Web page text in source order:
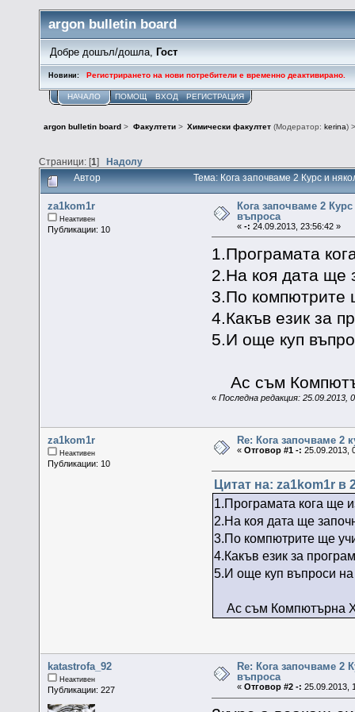
argon bulletin board
Добре дошъл/дошла, Гост
Новини: Регистрирането на нови потребители е временно деактивирано.
НАЧАЛО ПОМОЩ ВХОД РЕГИСТРАЦИЯ
argon bulletin board > Факултети> Химически факултет(Модератор: kerina) >
Страници: [1] Надолу
Автор Тема: Кога започваме 2 Курс и
za1kom1r
Неактивен
Публикации: 10
Кога започваме 2
въпроса
«-: 24.09.2013, 23:56:42 »
1.Програмата
2.На коя дата ще
3.По компютрите
4.Какъв език за
5.И още куп
Ас съм
« Последна редакция: 25.09.2013,
za1kom1r
Неактивен
Публикации: 10
Re: Кога започваме 2
«Отговор #1 -: 25.09.2013,
Цитат на: za1kom1r в
1.Програмата кога ще
2.На коя дата ще
3.По компютрите ще
4.Какъв език за
5.И още куп въпроси
Ас съм Компютърна
katastrofa_92
Неактивен
Публикации: 227
Re: Кога започваме 2
въпроса
«Отговор #2 -: 25.09.2013,